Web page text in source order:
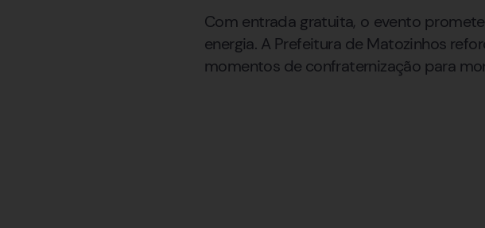
Com entrada gratuita, o evento
energia. A Prefeitura de Matozinhos
momentos de confraternização para